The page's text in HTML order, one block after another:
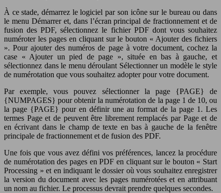
À ce stade, démarrez le logiciel par son icône sur le bureau ou dans
le menu Démarrer et, dans l’écran principal de fractionnement et de
fusion des PDF, sélectionnez le fichier PDF dont vous souhaitez
numéroter les pages en cliquant sur le bouton « Ajouter des fichiers
». Pour ajouter des numéros de page à votre document, cochez la
case « Ajouter un pied de page », située en bas à gauche, et
sélectionnez dans le menu déroulant Sélectionner un modèle le style
de numérotation que vous souhaitez adopter pour votre document.
Par exemple, vous pouvez sélectionner la page {PAGE} de
{NUMPAGES} pour obtenir la numérotation de la page 1 de 10, ou
la page {PAGE} pour en définir une au format de la page 1. Les
termes Page et de peuvent être librement remplacés par Page et de
en écrivant dans le champ de texte en bas à gauche de la fenêtre
principale de fractionnement et de fusion des PDF.
Une fois que vous avez défini vos préférences, lancez la procédure
de numérotation des pages en PDF en cliquant sur le bouton « Start
Processing » et en indiquant le dossier où vous souhaitez enregistrer
la version du document avec les pages numérotées et en attribuant
un nom au fichier. Le processus devrait prendre quelques secondes.